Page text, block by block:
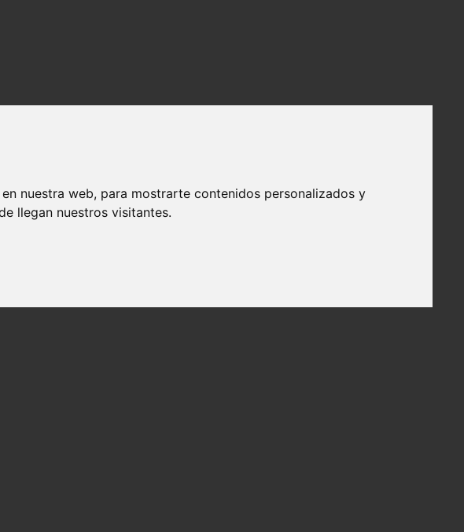
nuestra web, para mostrarte contenidos personalizados y
llegan nuestros visitantes.